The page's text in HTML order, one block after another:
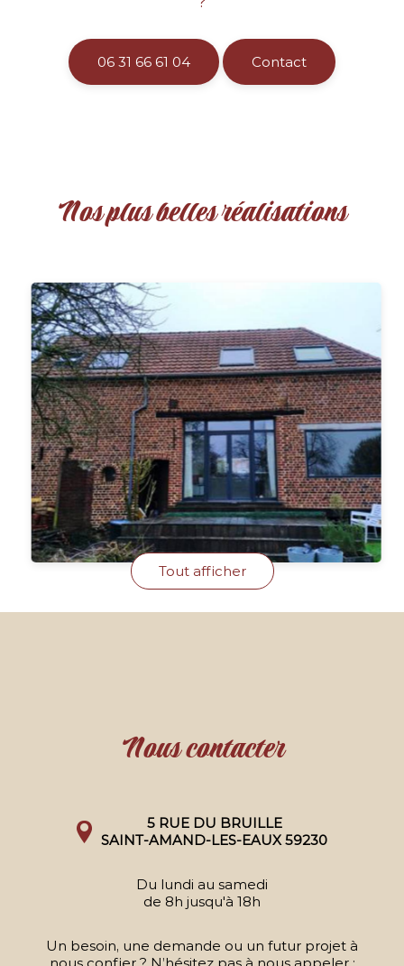
06 31 66 61 04 Contact
Nos plus belles réalisations
Tout afficher
Nous contacter
5 RUE DU BRUILLE
SAINT-AMAND-LES-EAUX 59230
Du lundi au samedi
de 8h jusqu'à 18h
Un besoin, une demande ou un futur projet à